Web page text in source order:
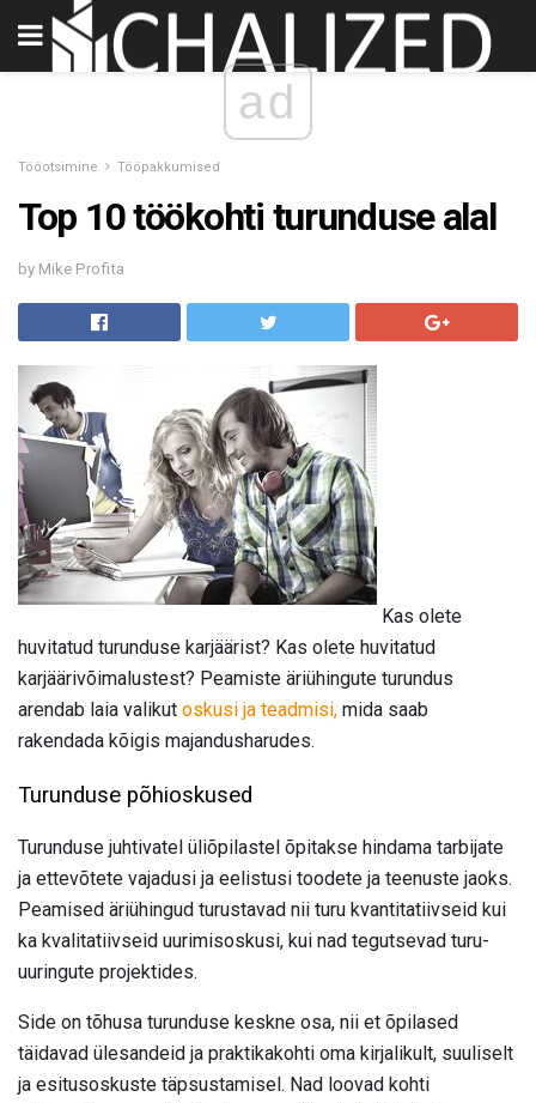
ad
Tööotsimine Tööpakkumised
Top 10 töökohti turunduse alal
by Mike Profita
Kas olete
huvitatud turunduse karjäärist? Kas olete huvitatud
karjäärivõimalustest? Peamiste äriühingute turundus
arendab laia valikut oskusi ja teadmisi, mida saab
rakendada kõigis majandusharudes.
Turunduse põhioskused
Turunduse juhtivatel üliõpilastel õpitakse hindama tarbijate
ja ettevõtete vajadusi ja eelistusi toodete ja teenuste jaoks.
Peamised äriühingud turustavad nii turu kvantitatiivseid kui
ka kvalitatiivseid uurimisoskusi, kui nad tegutsevad turu-
uuringute projektides.
Side on tõhusa turunduse keskne osa, nii et õpilased
täidavad ülesandeid ja praktikakohti oma kirjalikult, suuliselt
ja esitusoskuste täpsustamisel. Nad loovad kohti